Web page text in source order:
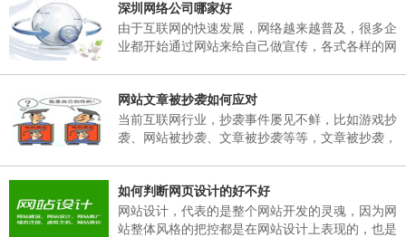
空间有哪些弊端。
深圳网络公司哪家好
由于互联网的快速发展，网络越来越普及，很多企
业都开始通过网站来给自己做宣传，各式各样的网
个专业的网络公司制作，那么，深圳网络公司哪家
好呢？
网站文章被抄袭如何应对
当前互联网行业，抄袭事件屡见不鲜，比如游戏抄
袭、网站被抄袭、文章被抄袭等等，文章被抄袭，
袭，我们该如何应对呢？
如何判断网页设计的好不好
网站设计，代表的是整个网站开发的灵魂，因为网
站整体风格的把控都是在网站设计上表现的，也是